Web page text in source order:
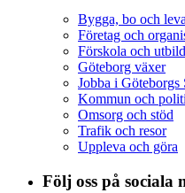
Bygga, bo och
Företag och
Förskola och
Göteborg växer
Jobba i Göteborgs
Kommun och
Omsorg och stöd
Trafik och resor
Uppleva och göra
Följ oss på sociala